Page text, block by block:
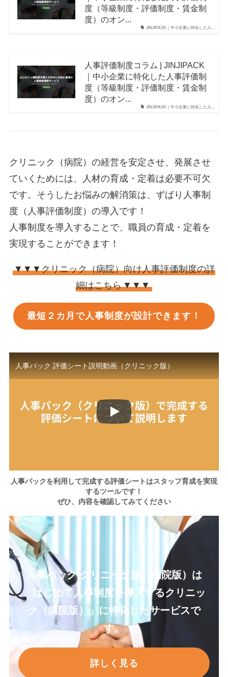
JINJIPACK｜中小企業に特化した人...
度（等級制度・評価制度・賃金制
度）のオン...
JINJIPACK｜中小企業に特化した人...
人事評価制度コラム | JINJIPACK
｜中小企業に特化した人事評価制
度（等級制度・評価制度・賃金制
度）のオン...
クリニック（病院）の経営を安定させ、発展させ
ていくためには、人材の育成・定着は必要不可欠
です。そうしたお悩みの解消策は、ずばり人事制
度（人事評価制度）の導入です！
人事制度を導入することで、職員の育成・定着を
実現することができます！
▼▼▼クリニック（病院）向け人事評価制度の詳
細はこちら▼▼▼
最短２カ月で人事制度が設計できます！
人事パック 評価シート説明動画（クリニック版）
人事パックを利用して完成する評価シートはスタッフ育成を実現
するツールです！
ぜひ、内容を確認してみてください
人事パック クリニック版 （病院版） は
「はじめて人事制度を導入するクリニッ
ク
（病院版）
」に特化したサービスで
す。
詳しく見る